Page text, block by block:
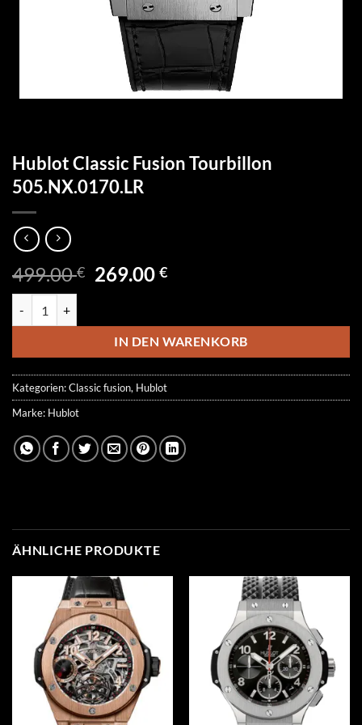
Hublot Classic Fusion Tourbillon
505.NX.0170.LR
499.00€ Ursprünglicher
499.00 €
269.00€Aktueller
269.00 €.
IN DEN WARENKORB
Kategorien:Classic fusion, Hublot
Marke: Hublot
ÄHNLICHE PRODUKTE